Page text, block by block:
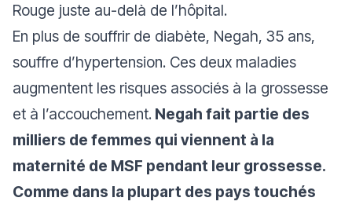
Rouge juste au-delà de l’hôpital.
En plus de souffrir de diabète, Negah, 35 ans,
souffre d’hypertension. Ces deux maladies
augmentent les risques associés à la grossesse
et à l’accouchement. Negah fait partie des
milliers de femmes qui viennent à la
maternité de MSF pendant leur grossesse.
Comme dans la plupart des pays touchés